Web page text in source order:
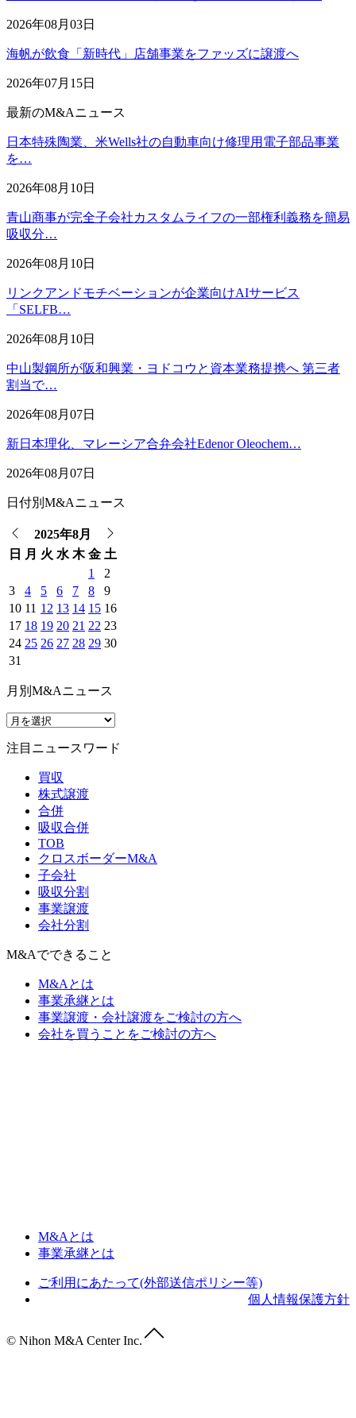
2026年08月03日
海帆が飲食「新時代」店舗事業をファッズに譲渡へ
2026年07月15日
最新のM&Aニュース
日本特殊陶業、米Wells社の自動車向け修理用電子部品事業
を…
2026年08月10日
青山商事が完全子会社カスタムライフの一部権利義務を簡易
吸収分…
2026年08月10日
リンクアンドモチベーションが企業向けAIサービス
「SELFB…
2026年08月10日
中山製鋼所が阪和興業・ヨドコウと資本業務提携へ 第三者
割当で…
2026年08月07日
新日本理化、マレーシア合弁会社Edenor Oleochem…
2026年08月07日
日付別M&Aニュース
2025年8月
日
月 火 水 木 金 土
1
2
3
4 5 6 7 8
9
10 11 12 13 14 15 16
17 18 19 20 21 22 23
24 25 26 27 28 29 30
31
月別M&Aニュース
注目ニュースワード
買収
株式譲渡
合併
吸収合併
TOB
クロスボーダーM&A
子会社
吸収分割
事業譲渡
会社分割
M&Aでできること
M&Aとは
事業承継とは
事業譲渡・会社譲渡をご検討の方へ
会社を買うことをご検討の方へ
M&Aとは
事業承継とは
ご利用にあたって(外部送信ポリシー等)
個人情報保護方針
© Nihon M&A Center Inc.